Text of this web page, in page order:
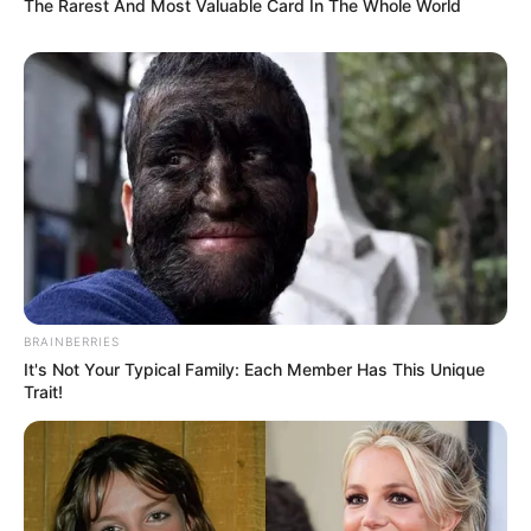
της Big Pharma για τις
πατέντες εμβολίων
Η Moderna μηνύει τους αντιπάλους της της Big Pharma για
τις πατέντες εμβολίων.. Τι γίνεται αλήθεια με την Big
Pharma;;; Τι έπαθαν ξαφνικά και “αλληλοσκοτώνονται”;;
Αυτοί...
The Rarest And Most Valuable Card In The Whole World
BRAINBERRIES
It's Not Your Typical Family: Each Member Has This Unique
Trait!